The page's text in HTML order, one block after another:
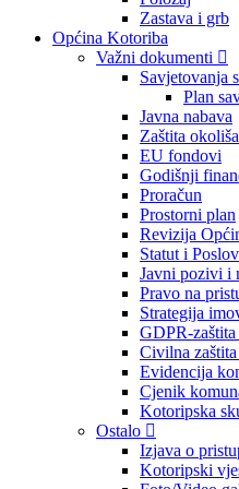
Zastava i grb
Općina Kotoriba
Važni dokumenti
Savjetovanja
Plan
Javna nabava
Zaštita
EU fondovi
Godišnji
Proračun
Prostorni plan
Revizija
Statut i
Javni pozivi i
Pravo na
Strategija
GDPR-zaštita
Civilna
Evidencija
Cjenik
Kotoripska
Ostalo
Izjava o
Kotoripski